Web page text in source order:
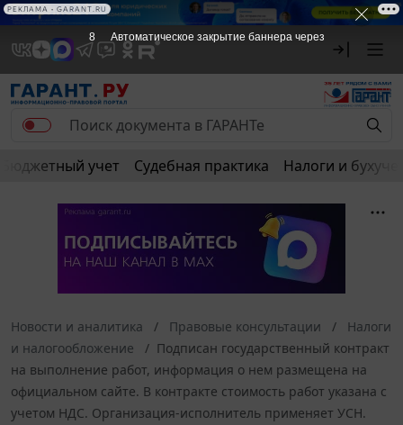
РЕКЛАМА
Бюджетный учет Судебная практика Налоги и
Новости и аналитика Правовые консультации
Налоги
и налогообложение
Подписан государственный контракт
на выполнение работ, информация о нем размещена на
официальном сайте. В контракте стоимость работ указана с
учетом НДС. Организация-исполнитель применяет УСН.
8 Автоматическое закрытие баннера через
РЕКЛАМА • GARANT.RU